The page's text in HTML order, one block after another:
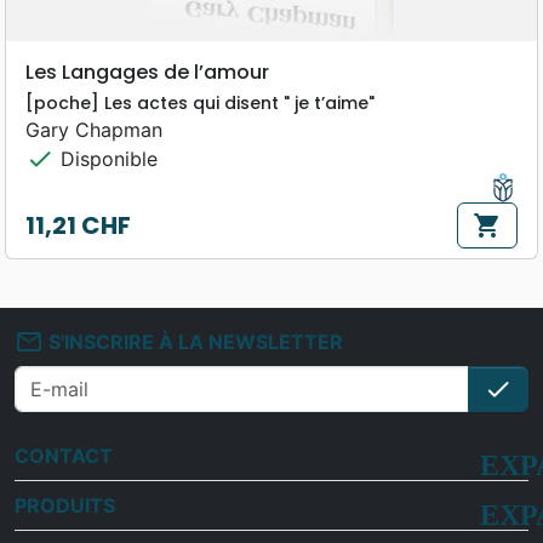
Les Langages de l’amour
[poche] Les actes qui disent " je t’aime"
Gary Chapman
check Disponible
Prix
11,21 CHF shopping_cart
mail_outline S'INSCRIRE À LA NEWSLETTER
check
CONTACT
PRODUITS